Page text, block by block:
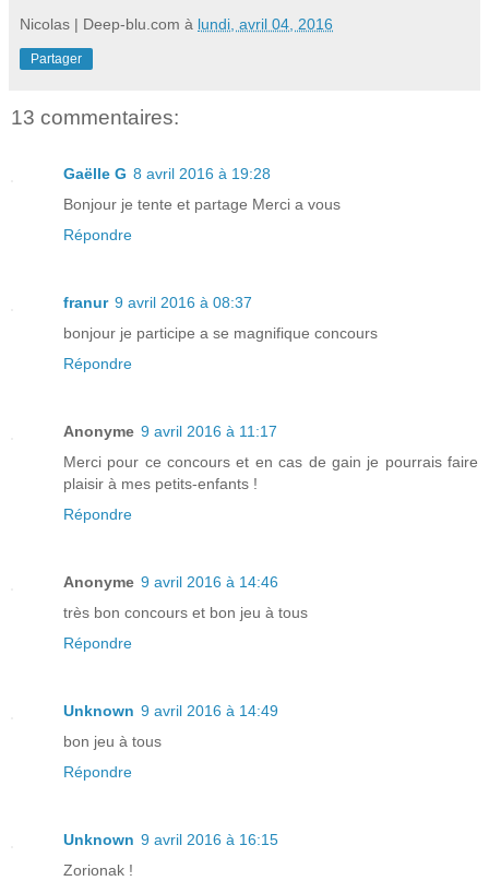
Nicolas | Deep-blu.com à lundi, avril 04, 2016
Partager
13 commentaires:
Gaëlle G 8 avril 2016 à 19:28
Bonjour je tente et partage Merci a vous
Répondre
franur 9 avril 2016 à 08:37
bonjour je participe a se magnifique concours
Répondre
Anonyme 9 avril 2016 à 11:17
Merci pour ce concours et en cas de gain je pourrais faire
plaisir à mes petits-enfants !
Répondre
Anonyme 9 avril 2016 à 14:46
très bon concours et bon jeu à tous
Répondre
Unknown 9 avril 2016 à 14:49
bon jeu à tous
Répondre
Unknown 9 avril 2016 à 16:15
Zorionak !